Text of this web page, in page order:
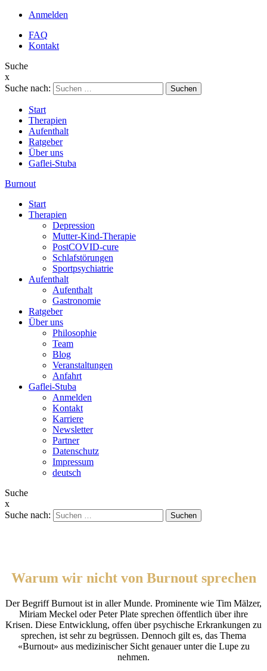
Anmelden
FAQ
Kontakt
Suche
x
Suche nach:
Start
Therapien
Aufenthalt
Ratgeber
Über uns
Gaflei-Stuba
Burnout
Start
Therapien
Depression
Mutter-Kind-Therapie
PostCOVID-cure
Schlafstörungen
Sportpsychiatrie
Aufenthalt
Aufenthalt
Gastronomie
Ratgeber
Über uns
Philosophie
Team
Blog
Veranstaltungen
Anfahrt
Gaflei-Stuba
Anmelden
Kontakt
Karriere
Newsletter
Partner
Datenschutz
Impressum
deutsch
Suche
x
Suche nach:
Warum wir nicht von Burnout sprechen
Der Begriff Burnout ist in aller Munde. Prominente wie Tim Mälzer,
Miriam Meckel oder Peter Plate sprechen öffentlich über ihre
Krisen. Diese Entwicklung, offen über psychische Erkrankungen zu
sprechen, ist sehr zu begrüssen. Dennoch gilt es, das Thema
«Burnout» aus medizinischer Sicht genauer unter die Lupe zu
nehmen.